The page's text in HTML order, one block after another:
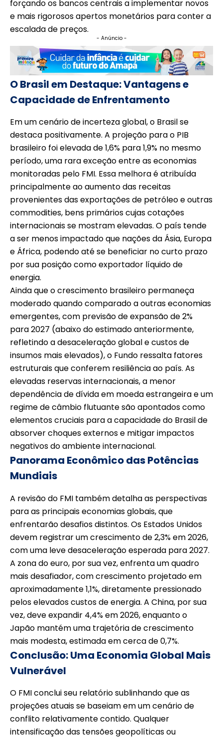
forçando os bancos centrais a implementar novos
e mais rigorosos apertos monetários para conter a
escalada de preços.
- Anúncio -
O Brasil em Destaque: Vantagens e
Capacidade de Enfrentamento
Em um cenário de incerteza global, o Brasil se
destaca positivamente. A projeção para o PIB
brasileiro foi elevada de 1,6% para 1,9% no mesmo
período, uma rara exceção entre as economias
monitoradas pelo FMI. Essa melhora é atribuída
principalmente ao aumento das receitas
provenientes das exportações de petróleo e outras
commodities, bens primários cujas cotações
internacionais se mostram elevadas. O país tende
a ser menos impactado que nações da Ásia, Europa
e África, podendo até se beneficiar no curto prazo
por sua posição como exportador líquido de
energia.
Ainda que o crescimento brasileiro permaneça
moderado quando comparado a outras economias
emergentes, com previsão de expansão de 2%
para 2027 (abaixo do estimado anteriormente,
refletindo a desaceleração global e custos de
insumos mais elevados), o Fundo ressalta fatores
estruturais que conferem resiliência ao país. As
elevadas reservas internacionais, a menor
dependência de dívida em moeda estrangeira e um
regime de câmbio flutuante são apontados como
elementos cruciais para a capacidade do Brasil de
absorver choques externos e mitigar impactos
negativos do ambiente internacional.
Panorama Econômico das Potências
Mundiais
A revisão do FMI também detalha as perspectivas
para as principais economias globais, que
enfrentarão desafios distintos. Os Estados Unidos
devem registrar um crescimento de 2,3% em 2026,
com uma leve desaceleração esperada para 2027.
A zona do euro, por sua vez, enfrenta um quadro
mais desafiador, com crescimento projetado em
aproximadamente 1,1%, diretamente pressionado
pelos elevados custos de energia. A China, por sua
vez, deve expandir 4,4% em 2026, enquanto o
Japão mantém uma trajetória de crescimento
mais modesta, estimada em cerca de 0,7%.
Conclusão: Uma Economia Global Mais
Vulnerável
O FMI conclui seu relatório sublinhando que as
projeções atuais se baseiam em um cenário de
conflito relativamente contido. Qualquer
intensificação das tensões geopolíticas ou